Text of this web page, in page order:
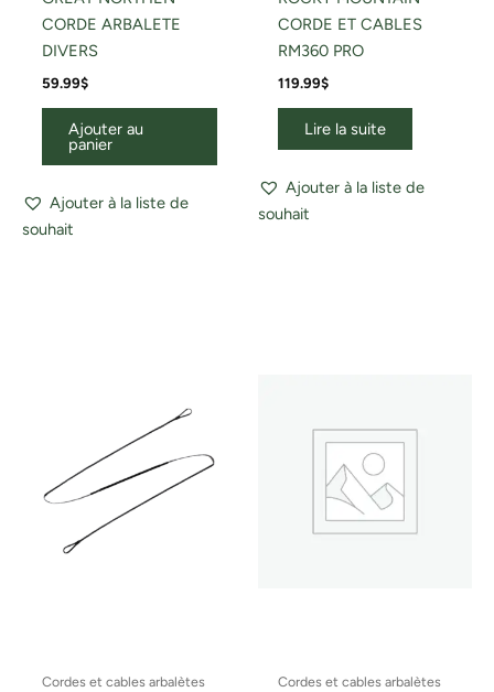
CORDE ARBALETE
DIVERS
59.99$
Ajouter au
panier
Ajouter à la liste de
souhait
CORDE ET CABLES
RM360 PRO
119.99$
Lire la suite
Ajouter à la liste de
souhait
Cordes et cables arbalètes Cordes et cables arbalètes